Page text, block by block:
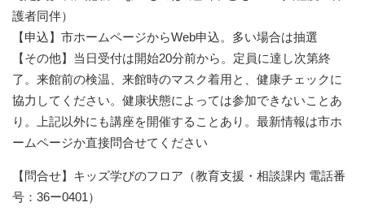
護者同伴）
【申込】市ホームページからWeb申込。多い場合は抽選
【その他】当日受付は開始20分前から。定員に達し次第終
了。来館前の検温、来館時のマスク着用と、健康チェックに
協力してください。健康状態によっては参加できないことあ
り。上記以外にも講座を開催することあり。最新情報は市ホ
ームページか直接問合せてください
【問合せ】キッズ学びのフロア（教育支援・相談課内 電話番
号：︎36ー0401）